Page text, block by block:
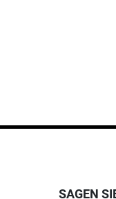
SAGEN